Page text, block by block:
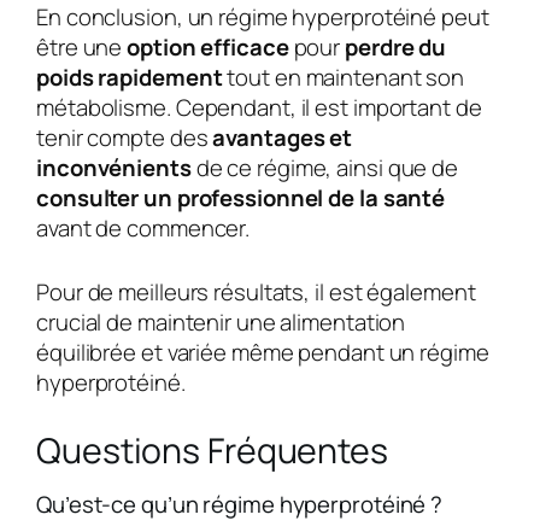
En conclusion, un régime hyperprotéiné peut
être uneoption efficacepourperdre du
poids rapidementtout en maintenant son
métabolisme. Cependant, il est important de
tenir compte desavantages et
inconvénientsde ce régime, ainsi que de
consulter un professionnel de la santé
avant de commencer.
Pour de meilleurs résultats, il est également
crucial de maintenir une alimentation
équilibrée et variée même pendant un régime
hyperprotéiné.
Questions Fréquentes
Qu’est-ce qu’un régime hyperprotéiné ?